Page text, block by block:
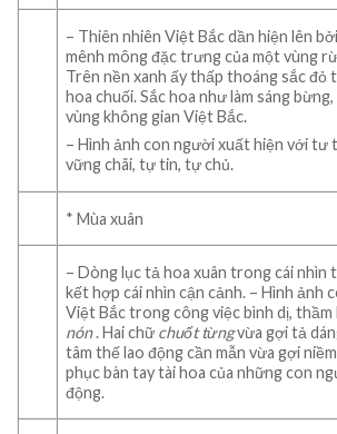
– Thiên nhiên Việt Bắc dần hiện lên
mênh mông đặc trưng của một vùng
Trên nền xanh ấy thấp thoáng sắc đỏ
hoa chuối. Sắc hoa như làm sáng
vùng không gian Việt Bắc.
– Hình ảnh con người xuất hiện với tư
vững chãi, tự tin, tự chủ.
* Mùa xuân
– Dòng lục tả hoa xuân trong cái nhìn
kết hợp cái nhìn cận cảnh. – Hình ảnh
Việt Bắc trong công việc bình dị,
nón. Hai chữ chuốt từngvừa gợi tả
tâm thế lao động cần mẫn vừa gợi
phục bàn tay tài hoa của những con
động.